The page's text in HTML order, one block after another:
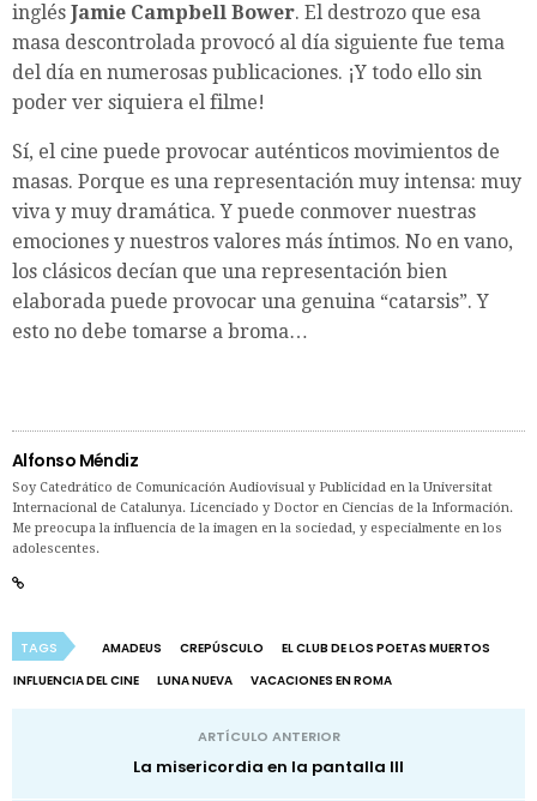
inglés Jamie Campbell Bower. El destrozo que esa
masa descontrolada provocó al día siguiente fue tema
del día en numerosas publicaciones. ¡Y todo ello sin
poder ver siquiera el filme!
Sí, el cine puede provocar auténticos movimientos de
masas. Porque es una representación muy intensa: muy
viva y muy dramática. Y puede conmover nuestras
emociones y nuestros valores más íntimos. No en vano,
los clásicos decían que una representación bien
elaborada puede provocar una genuina “catarsis”. Y
esto no debe tomarse a broma…
Alfonso Méndiz
Soy Catedrático de Comunicación Audiovisual y Publicidad en la Universitat
Internacional de Catalunya. Licenciado y Doctor en Ciencias de la Información.
Me preocupa la influencia de la imagen en la sociedad, y especialmente en los
adolescentes.
TAGS AMADEUS CREPÚSCULO
EL CLUB DE LOS POETAS MUERTOS
INFLUENCIA DEL CINE
LUNA NUEVA VACACIONES EN ROMA
ARTÍCULO ANTERIOR
La misericordia en la pantalla III